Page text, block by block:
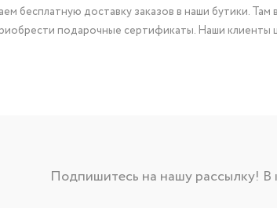
бесплатную доставку заказов в наши бутики.
подарочные сертификаты. Наши
Подпишитесь на нашу рассылку!